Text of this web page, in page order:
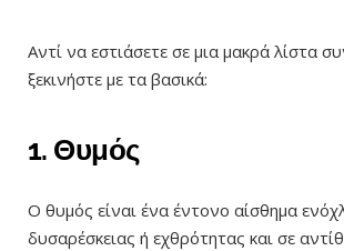
Αντί να εστιάσετε σε μια μακρά λίστα
ξεκινήστε με τα βασικά:
1. Θυμός
Ο θυμός είναι ένα έντονο αίσθημα
δυσαρέσκειας ή εχθρότητας και σε